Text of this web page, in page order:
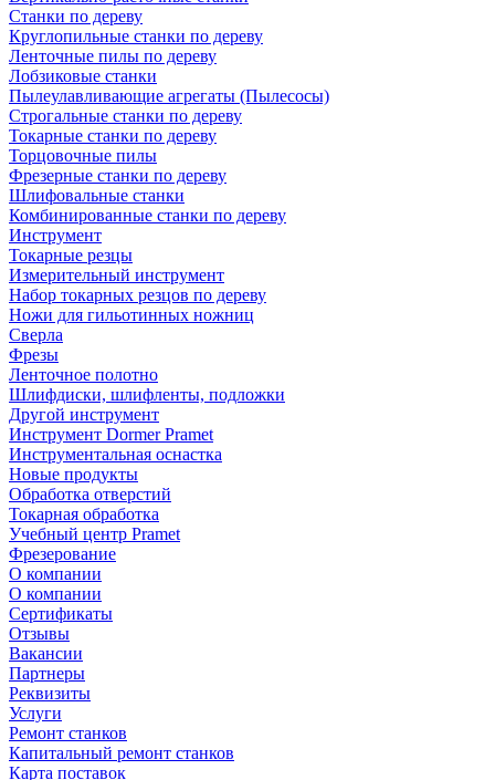
Станки по дереву
Круглопильные станки по дереву
Ленточные пилы по дереву
Лобзиковые станки
Пылеулавливающие агрегаты (Пылесосы)
Строгальные станки по дереву
Токарные станки по дереву
Торцовочные пилы
Фрезерные станки по дереву
Шлифовальные станки
Комбинированные станки по дереву
Инструмент
Токарные резцы
Измерительный инструмент
Набор токарных резцов по дереву
Ножи для гильотинных ножниц
Сверла
Фрезы
Ленточное полотно
Шлифдиски, шлифленты, подложки
Другой инструмент
Инструмент Dormer Pramet
Инструментальная оснастка
Новые продукты
Обработка отверстий
Токарная обработка
Учебный центр Pramet
Фрезерование
О компании
О компании
Сертификаты
Отзывы
Вакансии
Партнеры
Реквизиты
Услуги
Ремонт станков
Капитальный ремонт станков
Карта поставок